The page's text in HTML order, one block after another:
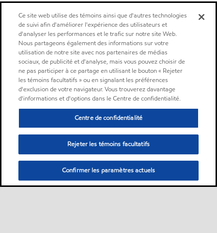
Ce site web utilise des témoins ainsi que d'autres technologies
de suivi afin d'améliorer l'expérience des utilisateurs et
d'analyser les performances et le trafic sur notre site Web.
Nous partageons également des informations sur votre
utilisation de notre site avec nos partenaires de médias
sociaux, de publicité et d'analyse, mais vous pouvez choisir de
ne pas participer à ce partage en utilisant le bouton « Rejeter
les témoins facultatifs » ou en signalant les préférences
d'exclusion de votre navigateur. Vous trouverez davantage
d'informations et d'options dans le Centre de confidentialité.
Centre de confidentialité
Rejeter les témoins facultatifs
Confirmer les paramètres actuels